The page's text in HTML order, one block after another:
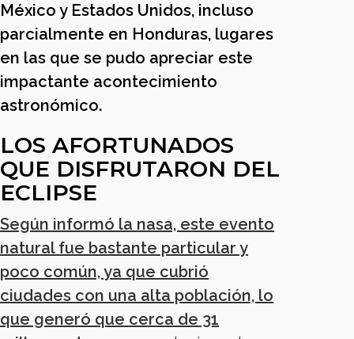
México y Estados Unidos, incluso
parcialmente en Honduras, lugares
en las que se pudo apreciar este
impactante acontecimiento
astronómico.
LOS AFORTUNADOS
QUE DISFRUTARON DEL
ECLIPSE
Según informó la nasa, este evento
natural fue bastante particular y
poco común, ya que cubrió
ciudades con una alta población, lo
que generó que cerca de 31